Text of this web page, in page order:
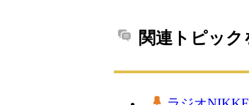
関連トピック